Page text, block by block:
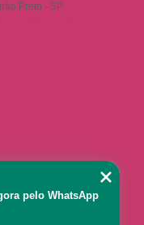
Preto - SP
pelo WhatsApp